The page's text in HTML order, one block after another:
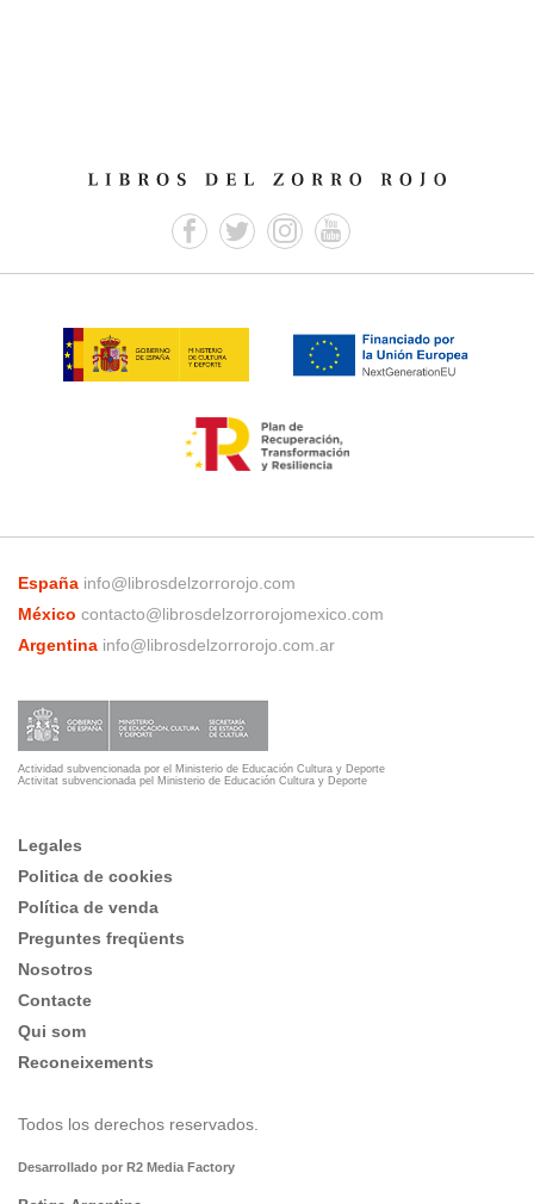
España info@librosdelzorrorojo.com
México contacto@librosdelzorrorojomexico.com
Argentina info@librosdelzorrorojo.com.ar
Actividad subvencionada por el Ministerio de Educación Cultura y Deporte
Activitat subvencionada pel Ministerio de Educación Cultura y Deporte
Legales
Politica de cookies
Política de venda
Preguntes freqüents
Nosotros
Contacte
Qui som
Reconeixements
Todos los derechos reservados.
Desarrollado por R2 Media Factory